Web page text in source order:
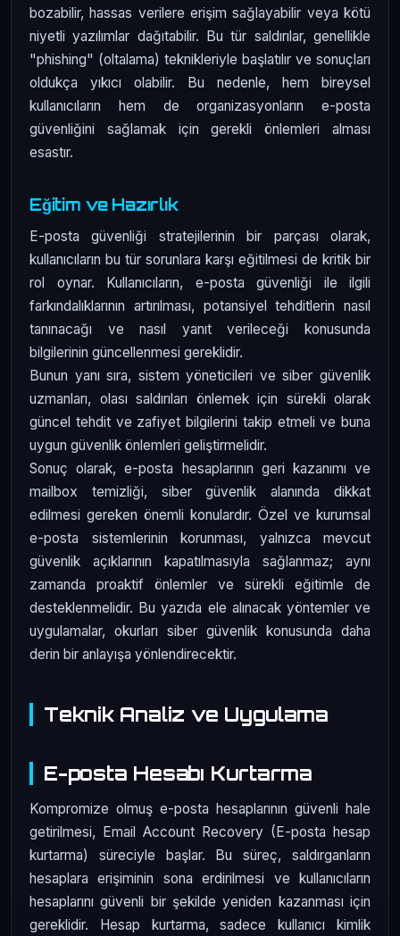
bozabilir, hassas verilere erişim sağlayabilir veya kötü
niyetli yazılımlar dağıtabilir. Bu tür saldırılar, genellikle
"phishing" (oltalama) teknikleriyle başlatılır ve sonuçları
oldukça yıkıcı olabilir. Bu nedenle, hem bireysel
kullanıcıların hem de organizasyonların e-posta
güvenliğini sağlamak için gerekli önlemleri alması
esastır.
Eğitim ve Hazırlık
E-posta güvenliği stratejilerinin bir parçası olarak,
kullanıcıların bu tür sorunlara karşı eğitilmesi de kritik bir
rol oynar. Kullanıcıların, e-posta güvenliği ile ilgili
farkındalıklarının artırılması, potansiyel tehditlerin nasıl
tanınacağı ve nasıl yanıt verileceği konusunda
bilgilerinin güncellenmesi gereklidir.
Bunun yanı sıra, sistem yöneticileri ve siber güvenlik
uzmanları, olası saldırıları önlemek için sürekli olarak
güncel tehdit ve zafiyet bilgilerini takip etmeli ve buna
uygun güvenlik önlemleri geliştirmelidir.
Sonuç olarak, e-posta hesaplarının geri kazanımı ve
mailbox temizliği, siber güvenlik alanında dikkat
edilmesi gereken önemli konulardır. Özel ve kurumsal
e-posta sistemlerinin korunması, yalnızca mevcut
güvenlik açıklarının kapatılmasıyla sağlanmaz; aynı
zamanda proaktif önlemler ve sürekli eğitimle de
desteklenmelidir. Bu yazıda ele alınacak yöntemler ve
uygulamalar, okurları siber güvenlik konusunda daha
derin bir anlayışa yönlendirecektir.
Teknik Analiz ve Uygulama
E-posta Hesabı Kurtarma
Kompromize olmuş e-posta hesaplarının güvenli hale
getirilmesi, Email Account Recovery (E-posta hesap
kurtarma) süreciyle başlar. Bu süreç, saldırganların
hesaplara erişiminin sona erdirilmesi ve kullanıcıların
hesaplarını güvenli bir şekilde yeniden kazanması için
gereklidir. Hesap kurtarma, sadece kullanıcı kimlik